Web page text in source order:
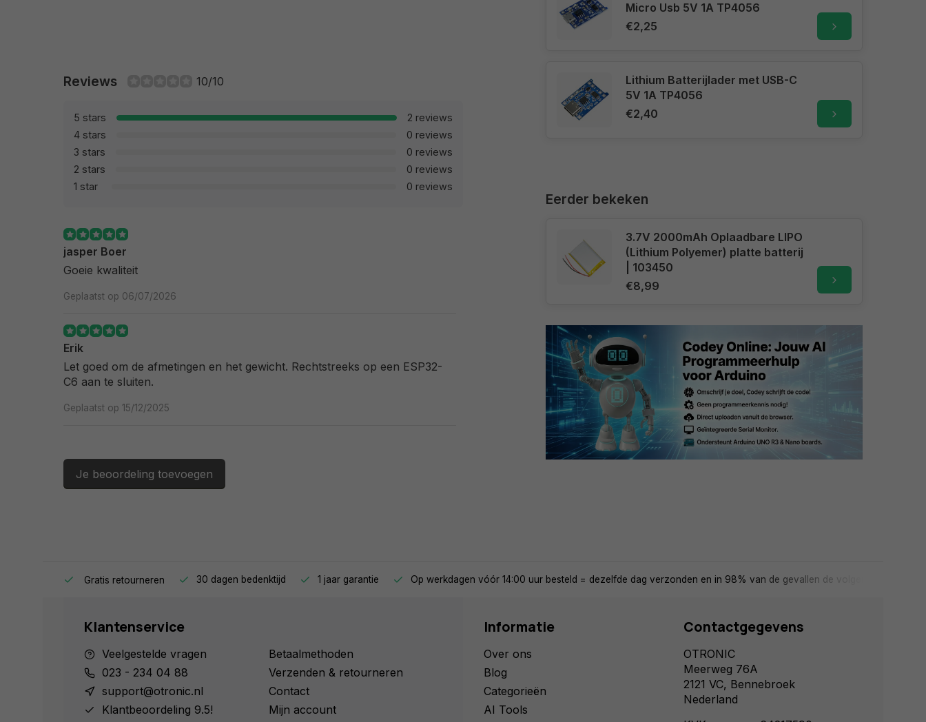
Reviews 10/10
5 stars
2 reviews
4 stars
0 reviews
3 stars
0 reviews
2 stars
0 reviews
1 star
0 reviews
jasper Boer
Goeie kwaliteit
Geplaatst op 06/07/2026
Erik
Let goed om de afmetingen en het gewicht. Rechtstreeks op een ESP32-
C6 aan te sluiten.
Geplaatst op 15/12/2025
Je beoordeling toevoegen
Micro Usb 5V 1A TP4056
€2,25
Lithium Batterijlader met USB-C
5V 1A TP4056
€2,40
Eerder bekeken
3.7V 2000mAh Oplaadbare LIPO
(Lithium Polyemer) platte batterij
| 103450
€8,99
Gratis retourneren 30 dagen bedenktijd 1 jaar garantie Op werkdagen vóór 14:00 uur besteld = dezelfde dag verzonden en in 98% van de gevallen de volgende dag in
Klantenservice
Veelgestelde vragen
023 - 234 04 88
support@otronic.nl
Klantbeoordeling 9.5!
Betaalmethoden
Verzenden & retourneren
Contact
Mijn account
Informatie
Over ons
Blog
Categorieën
AI Tools
Contactgegevens
OTRONIC
Meerweg 76A
2121 VC, Bennebroek
Nederland